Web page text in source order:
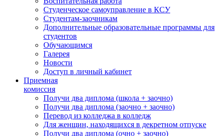
Студенческое самоуправление в КСУ
Студентам-заочникам
Дополнительные образовательные программы для
студентов
Обучающимся
Галерея
Новости
Доступ в личный кабинет
Приемная
комиссия
Получи два диплома (школа + заочно)
Получи два диплома (заочно + заочно)
Перевод из колледжа в колледж
Для женщин, находящихся в декретном отпуске
Получи два диплома (очно + заочно)